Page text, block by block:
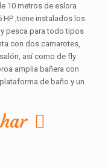
10 metros de eslora
,tiene instalados los
pesca para todo tipos
con dos camarotes,
así como de fly
amplia bañera con
de baño y un